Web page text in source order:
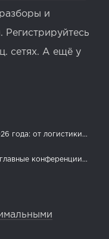
и
сетях. А ещё у
года: от логистики...
конференции...